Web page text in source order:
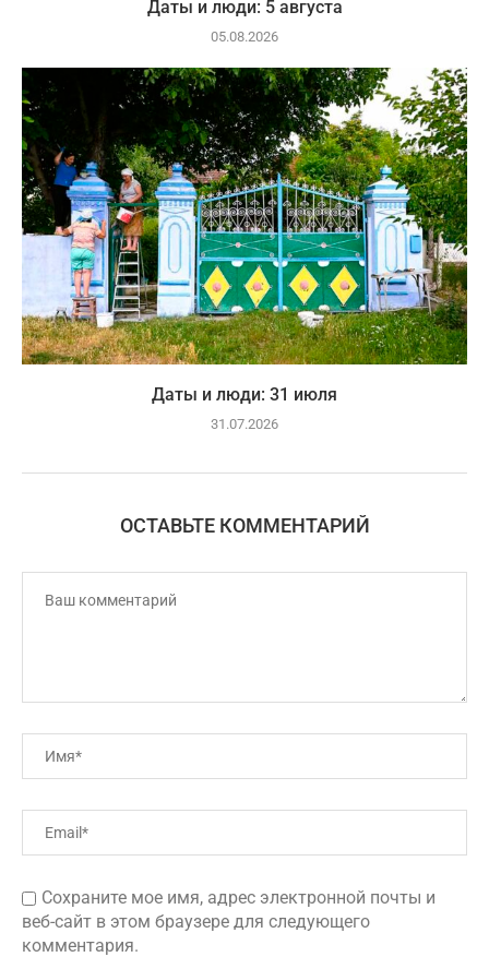
Даты и люди: 5 августа
05.08.2026
Даты и люди: 31 июля
31.07.2026
ОСТАВЬТЕ КОММЕНТАРИЙ
Сохраните мое имя, адрес электронной почты и
веб-сайт в этом браузере для следующего
комментария.